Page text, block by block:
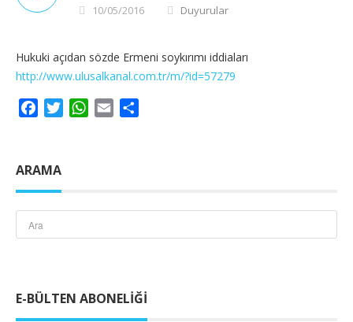
10/05/2016 Duyurular
Hukuki açıdan sözde Ermeni soykırımı iddiaları
http://www.ulusalkanal.com.tr/m/?id=57279
FacebookTwitterWhatsApp
Email
ARAMA
E-BÜLTEN ABONELIĞI